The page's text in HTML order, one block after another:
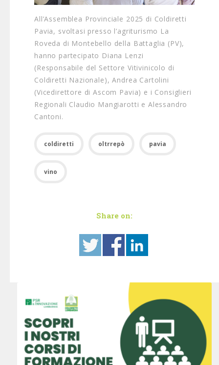
All’Assemblea Provinciale 2025 di Coldiretti
Pavia, svoltasi presso l’agriturismo La
Roveda di Montebello della Battaglia (PV),
hanno partecipato Diana Lenzi
(Responsabile del Settore Vitivinicolo di
Coldiretti Nazionale), Andrea Cartolini
(Vicedirettore di Ascom Pavia) e i Consiglieri
Regionali Claudio Mangiarotti e Alessandro
Cantoni.
coldiretti oltrrepò pavia
vino
Share on: